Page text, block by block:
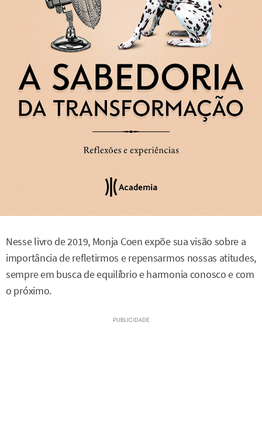
Nesse livro de 2019, Monja Coen expõe sua visão sobre a
importância de refletirmos e repensarmos nossas atitudes,
sempre em busca de equilíbrio e harmonia conosco e com
o próximo.